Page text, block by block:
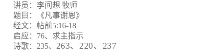
讲员：李间想 牧师
题目：《凡事谢恩》
经文：帖前5:16-18
启应：76、求主指示
诗歌：235、 263、220、237